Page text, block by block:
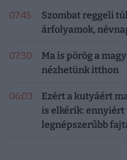
07:45
Szombat reggeli
árfolyamok,
07:30
Ma is pörög a
nézhetünk itthon
06:03
Ezért a kutyáért
is elkérik: ennyiért
legnépszerűbb